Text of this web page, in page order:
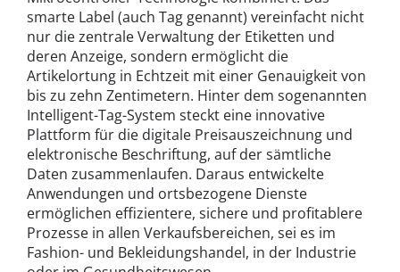
smarte Label (auch Tag genannt) vereinfacht nicht
nur die zentrale Verwaltung der Etiketten und
deren Anzeige, sondern ermöglicht die
Artikelortung in Echtzeit mit einer Genauigkeit von
bis zu zehn Zentimetern. Hinter dem sogenannten
Intelligent-Tag-System steckt eine innovative
Plattform für die digitale Preisauszeichnung und
elektronische Beschriftung, auf der sämtliche
Daten zusammenlaufen. Daraus entwickelte
Anwendungen und ortsbezogene Dienste
ermöglichen effizientere, sichere und profitablere
Prozesse in allen Verkaufsbereichen, sei es im
Fashion- und Bekleidungshandel, in der Industrie